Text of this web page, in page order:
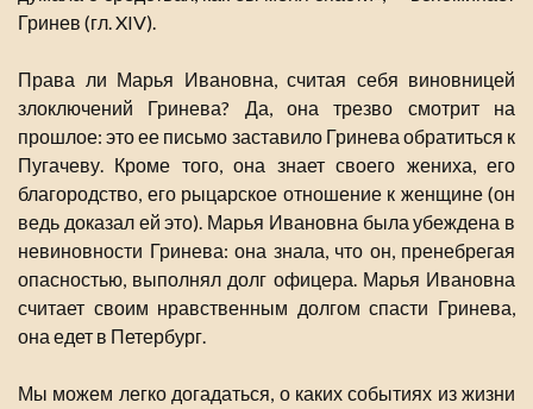
Гринев (гл. XIV).
Права ли Марья Ивановна, считая себя виновницей
злоключений Гринева? Да, она трезво смотрит на
прошлое: это ее письмо заставило Гринева обратиться к
Пугачеву. Кроме того, она знает своего жениха, его
благородство, его рыцарское отношение к женщине (он
ведь доказал ей это). Марья Ивановна была убеждена в
невиновности Гринева: она знала, что он, пренебрегая
опасностью, выполнял долг офицера. Марья Ивановна
считает своим нравственным долгом спасти Гринева,
она едет в Петербург.
Мы можем легко догадаться, о каких событиях из жизни